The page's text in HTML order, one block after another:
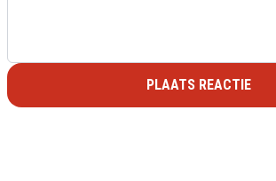
PLAATS REACTIE